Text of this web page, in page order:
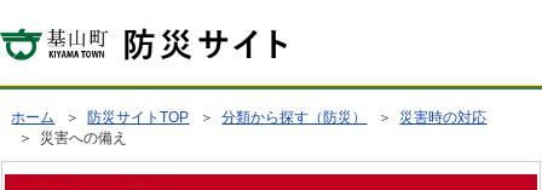
ホーム ＞ 防災サイトTOP ＞分類から探す（防災） ＞ 災害時の対応
＞ 災害への備え